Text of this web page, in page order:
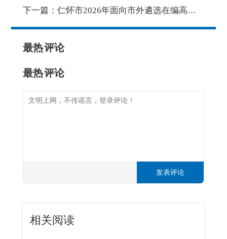
下一篇： 仁怀市2026年面向市外遴选在编高中教师公告
最热评论
最热评论
发表评论
相关阅读